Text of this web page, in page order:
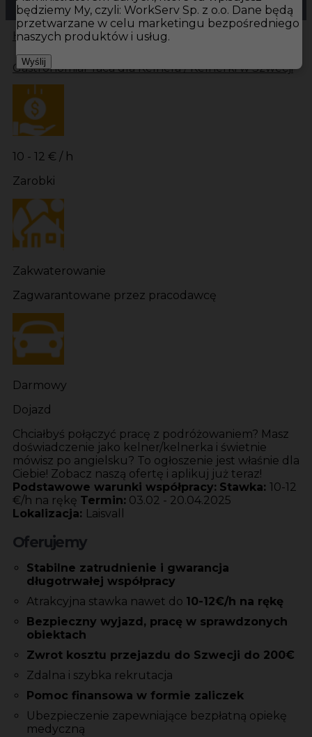
Hotistin Oferty pracyGastronomia Laisvall
GastronomiaPraca dla Kelnera / Kelnerki w Szwecji
10 - 12 € / h
Zarobki
Zakwaterowanie
Zagwarantowane przez pracodawcę
Darmowy
Dojazd
Chciałbyś połączyć pracę z podróżowaniem? Masz
doświadczenie jako kelner/kelnerka i świetnie
mówisz po angielsku? To ogłoszenie jest właśnie dla
Ciebie! Zobacz naszą ofertę i aplikuj już teraz!
Podstawowe warunki współpracy: Stawka: 10-12
€/h na rękę Termin: 03.02 - 20.04.2025
Lokalizacja: Laisvall
Oferujemy
Stabilne zatrudnienie i gwarancja
długotrwałej współpracy
Atrakcyjna stawka nawet do 10-12€/h na rękę
Bezpieczny wyjazd, pracę w sprawdzonych
obiektach
Zwrot kosztu przejazdu do Szwecji do 200€
Zdalna i szybka rekrutacja
Pomoc finansowa w formie zaliczek
Ubezpieczenie zapewniające bezpłatną opiekę
medyczną
będziemy My, czyli: WorkServ Sp. z o.o. Dane będą
przetwarzane w celu marketingu bezpośredniego
naszych produktów i usług.
Wyślij